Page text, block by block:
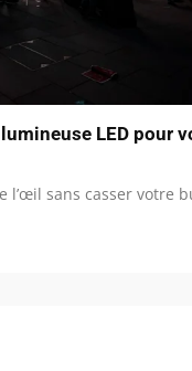
LED pour
l’œil sans casser votre